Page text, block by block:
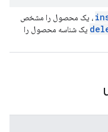
، یک محصول را مشخص
یک شناسه محصول را